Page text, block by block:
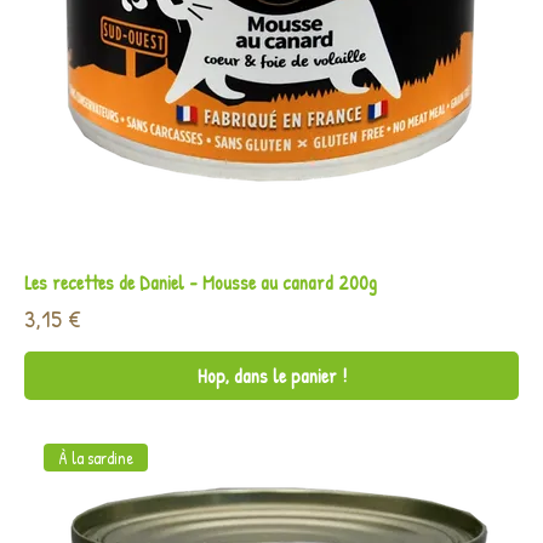
Les recettes de Daniel - Mousse au canard 200g
Prix
3,15 €
Hop, dans le panier !
À la sardine